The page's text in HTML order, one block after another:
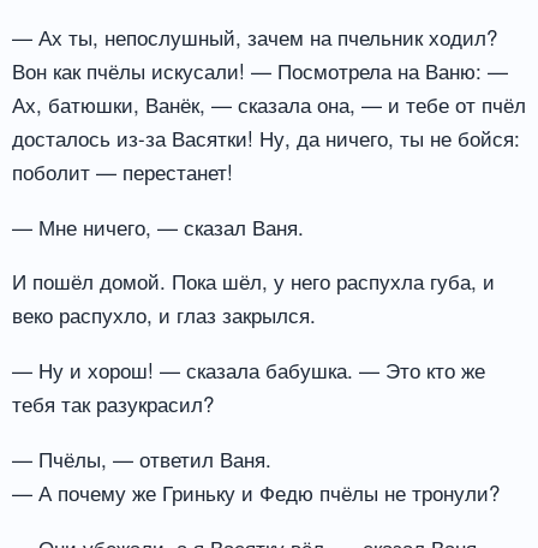
— Ах ты, непослушный, зачем на пчельник ходил?
Вон как пчёлы искусали! — Посмотрела на Ваню: —
Ах, батюшки, Ванёк, — сказала она, — и тебе от пчёл
досталось из-за Васятки! Ну, да ничего, ты не бойся:
поболит — перестанет!
— Мне ничего, — сказал Ваня.
И пошёл домой. Пока шёл, у него распухла губа, и
веко распухло, и глаз закрылся.
— Ну и хорош! — сказала бабушка. — Это кто же
тебя так разукрасил?
— Пчёлы, — ответил Ваня.
— А почему же Гриньку и Федю пчёлы не тронули?